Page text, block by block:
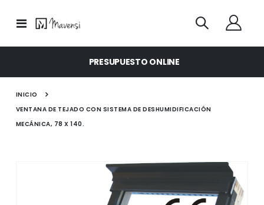
Toggle
PRESUPUESTO ONLINE
INICIO
VENTANA DE TEJADO CON SISTEMA DE DESHUMIDIFICACIÓN
MECÁNICA, 78 X 140.